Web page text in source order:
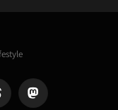
Mastodon